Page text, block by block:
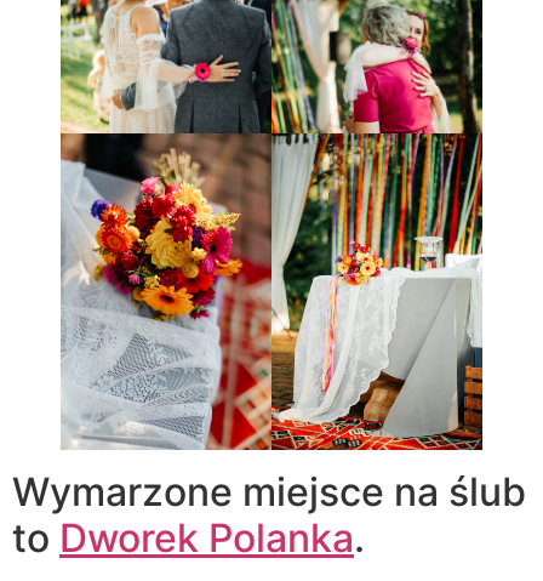
Wymarzone miejsce na ślub
to Dworek Polanka.